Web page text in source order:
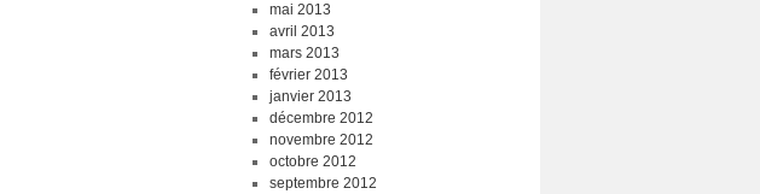
mai 2013
avril 2013
mars 2013
février 2013
janvier 2013
décembre 2012
novembre 2012
octobre 2012
septembre 2012